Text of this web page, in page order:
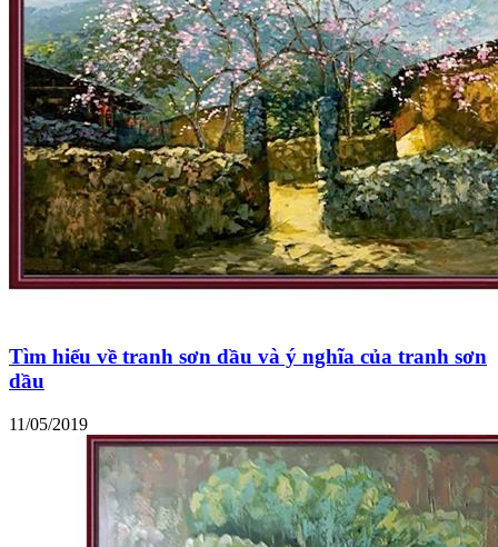
Tìm hiểu về tranh sơn dầu và ý nghĩa của tranh sơn
dầu
11/05/2019